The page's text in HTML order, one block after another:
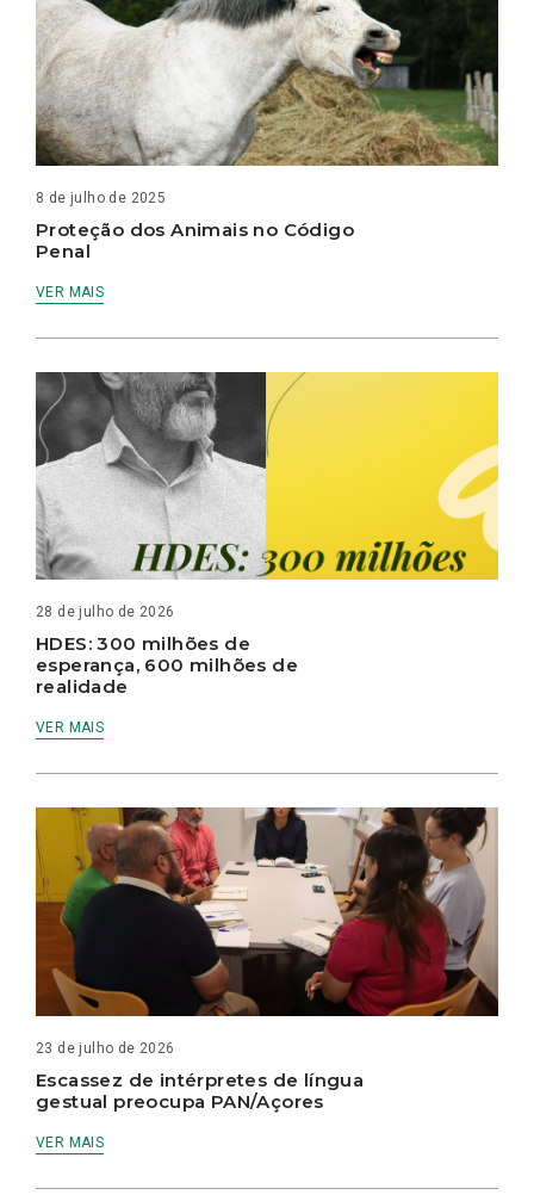
8 de julho de 2025
Proteção dos Animais no Código
Penal
VER MAIS
28 de julho de 2026
HDES: 300 milhões de
esperança, 600 milhões de
realidade
VER MAIS
23 de julho de 2026
Escassez de intérpretes de língua
gestual preocupa PAN/Açores
VER MAIS